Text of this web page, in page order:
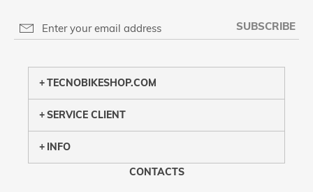
PRIVACY POLICY
SUBSCRIBE
TECNOBIKESHOP.COM
SERVICE CLIENT
INFO
CONTACTS